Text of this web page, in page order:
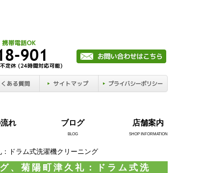
れ ブログ
BLOG
店舗案内
SHOP INFORMATION
ドラム式洗濯機クリーニング
、菊陽町津久礼：ドラム式洗